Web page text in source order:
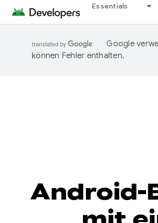
Essentials
Google
können Fehler enthalten.
Android-